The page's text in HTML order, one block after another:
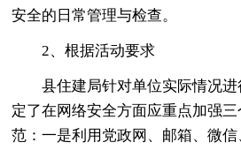
安全的日常管理与检查。
2、根据活动要求
县住建局针对单位实际情况
定了在网络安全方面应重点加强
范：一是利用党政网、邮箱、微